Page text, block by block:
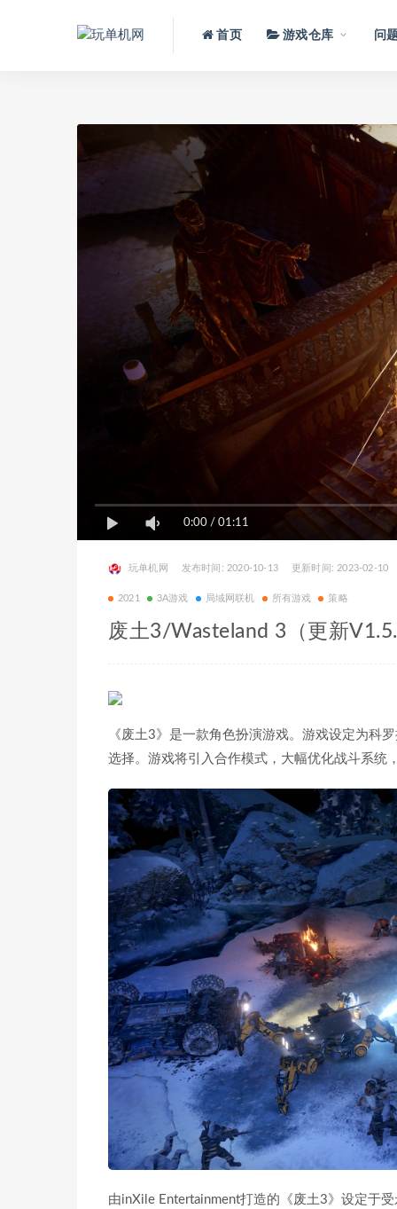
首页 游戏仓库 问
0:00 / 01:11
玩单机网 发布时间: 2020-10-13 更新时间: 2023-02-10
2021 3A游戏 局域网联机 所有游戏 策略
废土3/Wasteland 3（更新
《废土3》是一款角色扮演游戏。游戏设定为科
选择。游戏将引入合作模式，大幅优化战斗系统
由inXile Entertainment打造的《废土3》设定于